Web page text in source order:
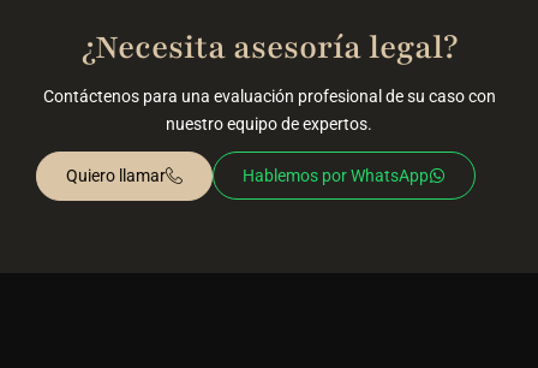
¿Necesita asesoría legal?
Contáctenos para una evaluación profesional de su caso con
nuestro equipo de expertos.
Quiero llamar Hablemos por WhatsApp